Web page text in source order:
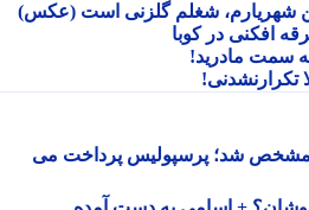
شغلم گلزنی است (عکس)
در کوبا
مادرید!
شد؛ پرسپولیس پرداخت می